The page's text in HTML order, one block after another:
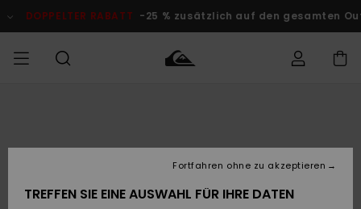
Produktinformation
DOPPELTER RABATT -25 % zusätzlich auf den gesamten
Accessoires
Accessoires
FRAUEN
Brandneu
Kinder
Snow Shop
Kinder
KINDER
TREFFEN SIE EINE AUSWAHL FÜR IHRE DATEN
Fortfahren ohne zu akzeptieren